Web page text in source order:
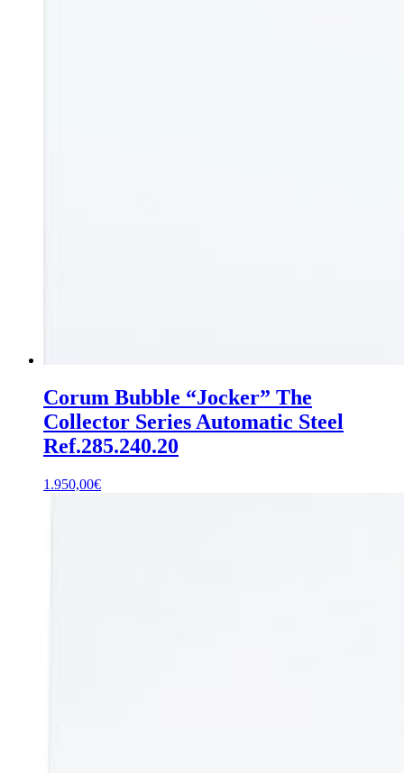
Corum Bubble “Jocker” The
Collector Series Automatic Steel
Ref.285.240.20
1.950,00€